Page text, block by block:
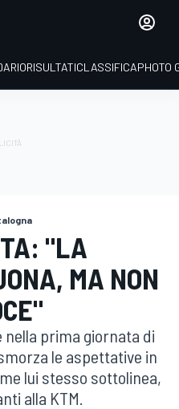
RISULTATICLASSIFICAPHOTO
"LA
MA NON
nella prima giornata di
le aspettative in
lui stesso sottolinea,
alla KTM.